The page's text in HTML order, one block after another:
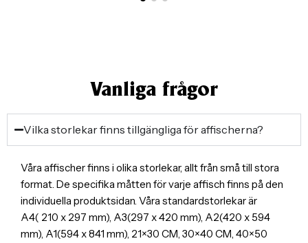
Vanliga frågor
Vilka storlekar finns tillgängliga för affischerna?
Våra affischer finns i olika storlekar, allt från små till stora
format. De specifika måtten för varje affisch finns på den
individuella produktsidan. Våra standardstorlekar är
A4( 210 x 297 mm), A3(297 x 420 mm), A2(420 x 594
mm), A1(594 x 841 mm), 21×30 CM, 30×40 CM, 40×50